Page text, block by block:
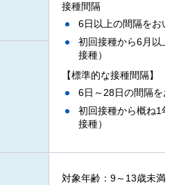
接種間隔
6日以上の間隔をお
初回接種から6月以
接種）
【標準的な接種間隔】
6日～28日の間隔を
初回接種から概ね1
接種）
対象年齢：9～13歳未満